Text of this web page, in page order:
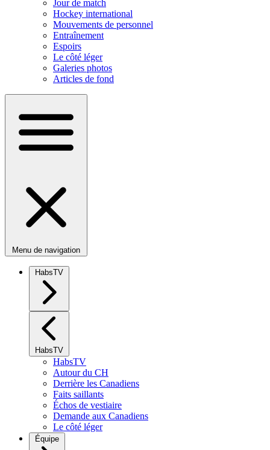
Jour de match
Hockey international
Mouvements de personnel
Entraînement
Espoirs
Le côté léger
Galeries photos
Articles de fond
Menu de navigation
HabsTV
HabsTV
HabsTV
Autour du CH
Derrière les Canadiens
Faits saillants
Échos de vestiaire
Demande aux Canadiens
Le côté léger
Équipe